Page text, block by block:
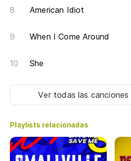
American Idiot
When I Come Around
She
Ver todas las canciones
Playlists relacionadas